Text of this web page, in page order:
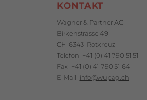
KONTAKT
Wagner & Partner AG
Birkenstrasse 49
CH-6343 Rotkreuz
Telefon +41 (0) 41 790 51 51
Fax +41 (0) 41 790 51 64
E-Mail info@wupag.ch